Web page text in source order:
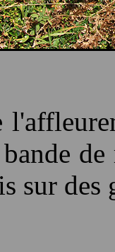
sur des